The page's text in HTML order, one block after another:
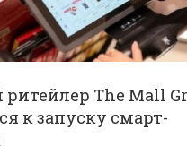
ритейлер The Mall
к запуску смарт-